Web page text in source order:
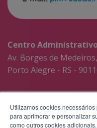
Centro Administrativo
Av. Borges de
Porto Alegre - RS -
Utilizamos cookies
para aprimorar e personalizar
como outros cookies